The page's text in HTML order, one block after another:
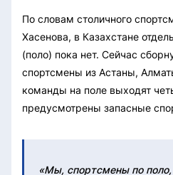
По словам столичного
Хасенова, в Казахстане
(поло) пока нет. Сейчас
спортсмены из Астаны,
команды на поле выходят
предусмотрены запасные
«Мы, спортсмены по